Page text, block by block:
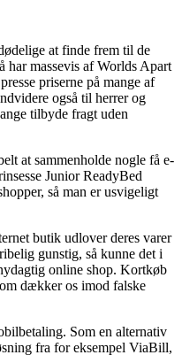
at finde frem til de
har massevis af Worlds Apart
priserne på mange af
også til herrer og
tilbyde fragt uden
at sammenholde nogle få e-
Junior ReadyBed
så man er usvigeligt
butik udlover deres varer
gunstig, så kunne det i
online shop. Kortkøb
dækker os imod falske
Som en alternativ
fra for eksempel ViaBill,